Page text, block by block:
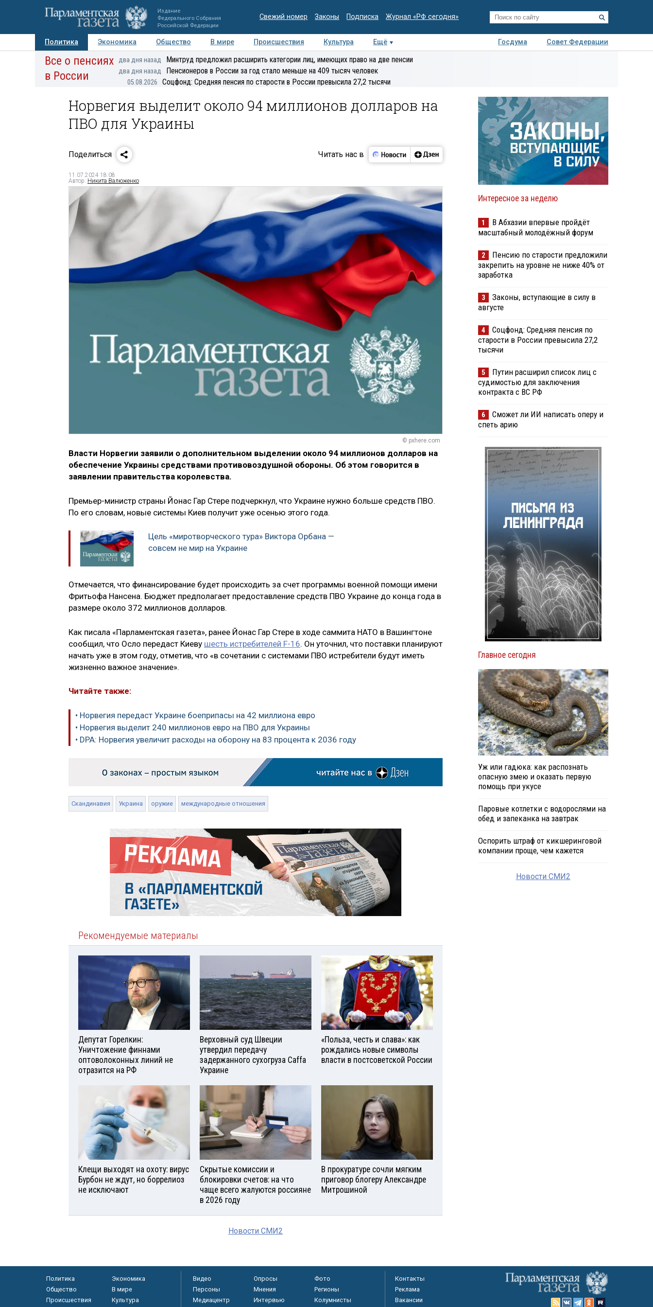
Издание
Федерального Собрания
Российской Федерации
Свежий номер Законы Подписка Журнал «РФ сегодня»
Политика Экономика Общество В мире Происшествия Культура Ещё Госдума
Совет Федерации
Авторы Персоны Мнения Регионы Медиацентр Интервью Колумнисты
Деловая
Все о пенсиях
в России
два дня назад Минтруд предложил расширить категории лиц, имеющих право на две пенсии
два дня назад Пенсионеров в России за год стало меньше на 409 тысяч человек
05.08.2026 Соцфонд: Средняя пенсия по старости в России превысила 27,2 тысячи
Норвегия выделит около 94 миллионов долларов на
ПВО для Украины
Поделиться Читать нас в
11.07.2024 18:08
Автор: Никита Валюженко
© pxhere.com
Власти Норвегии заявили о дополнительном выделении около 94 миллионов долларов на
обеспечение Украины средствами противовоздушной обороны. Об этом говорится в
заявлении правительства королевства.
Премьер-министр страны Йонас Гар Стере подчеркнул, что Украине нужно больше средств ПВО.
По его словам, новые системы Киев получит уже осенью этого года.
Цель «миротворческого тура» Виктора Орбана —
совсем не мир на Украине
Отмечается, что финансирование будет происходить за счет программы военной помощи имени
Фритьофа Нансена. Бюджет предполагает предоставление средств ПВО Украине до конца года в
размере около 372 миллионов долларов.
Как писала «Парламентская газета», ранее Йонас Гар Стере в ходе саммита НАТО в Вашингтоне
сообщил, что Осло передаст Киеву шесть истребителей F-16. Он уточнил, что поставки планируют
начать уже в этом году, отметив, что «в сочетании с системами ПВО истребители будут иметь
жизненно важное значение».
Читайте также:
• Норвегия передаст Украине боеприпасы на 42 миллиона евро
• Норвегия выделит 240 миллионов евро на ПВО для Украины
• DPA: Норвегия увеличит расходы на оборону на 83 процента к 2036 году
Скандинавия Украина оружие международные отношения
Рекомендуемые материалы
Депутат Горелкин:
Уничтожение финнами
оптоволоконных линий не
отразится на РФ
Верховный суд Швеции
утвердил передачу
задержанного сухогруза Caffa
Украине
«Польза, честь и слава»: как
рождались новые символы
власти в постсоветской России
Клещи выходят на охоту: вирус
Бурбон не ждут, но боррелиоз
не исключают
Скрытые комиссии и
блокировки счетов: на что
чаще всего жалуются россияне
в 2026 году
В прокуратуре сочли мягким
приговор блогеру Александре
Митрошиной
Новости СМИ2
Интересное за неделю
1
В Абхазии впервые пройдёт
масштабный молодёжный форум
2
Пенсию по старости предложили
закрепить на уровне не ниже 40% от
заработка
3
Законы, вступающие в силу в
августе
4
Соцфонд: Средняя пенсия по
старости в России превысила 27,2
тысячи
5
Путин расширил список лиц с
судимостью для заключения
контракта с ВС РФ
6
Сможет ли ИИ написать оперу и
спеть арию
Главное сегодня
Уж или гадюка: как распознать
опасную змею и оказать первую
помощь при укусе
Паровые котлетки с водорослями на
обед и запеканка на завтрак
Оспорить штраф от кикшеринговой
компании проще, чем кажется
Новости СМИ2
Политика
Экономика
Общество
В мире
Происшествия
Культура
Видео Опросы
Фото
Персоны
Мнения
Регионы
Медиацентр
Интервью Колумнисты
Контакты
Реклама
Вакансии